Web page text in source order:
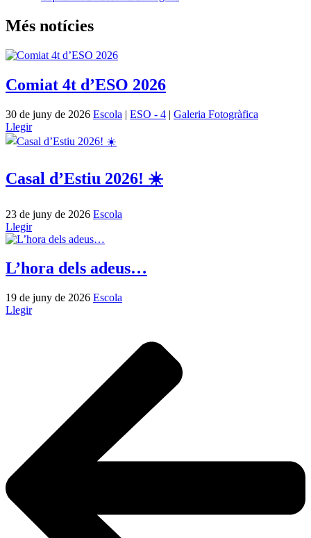
Més notícies
Comiat 4t d’ESO 2026
30 de juny de 2026 Escola | ESO - 4 | Galeria Fotogràfica
Llegir
Casal d’Estiu 2026! ☀️
23 de juny de 2026 Escola
Llegir
L’hora dels adeus…
19 de juny de 2026 Escola
Llegir